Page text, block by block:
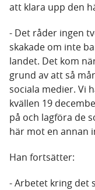
att klara upp den
- Det råder ingen
skakade om inte
landet. Det kom
grund av att så
sociala medier. Vi
kvällen 19
på och lagföra de
här mot en annan
Han fortsätter:
- Arbetet kring det